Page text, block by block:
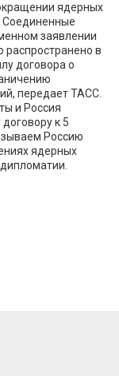
ядерных
Соединенные
заявлении
в
договора о
передает ТАСС.
и Россия
к 5
Россию
ядерных